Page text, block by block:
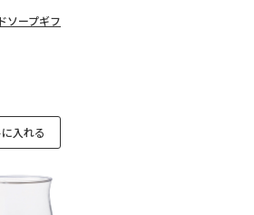
ープギフ
入れる